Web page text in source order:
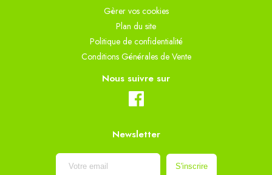
Gèrer vos cookies
Plan du site
Politique de confidentialité
Conditions Générales de Vente
Nous suivre sur
Newsletter